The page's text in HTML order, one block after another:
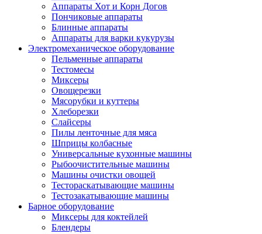
Аппараты Хот и Корн Догов
Пончиковые аппараты
Блинные аппараты
Аппараты для варки кукурузы
Электромеханическое оборудование
Пельменные аппараты
Тестомесы
Миксеры
Овощерезки
Мясорубки и куттеры
Хлеборезки
Слайсеры
Пилы ленточные для мяса
Шприцы колбасные
Универсальные кухонные машины
Рыбоочистительные машины
Машины очистки овощей
Тестораскатывающие машины
Тестозакатывающие машины
Барное оборудование
Миксеры для коктейлей
Блендеры